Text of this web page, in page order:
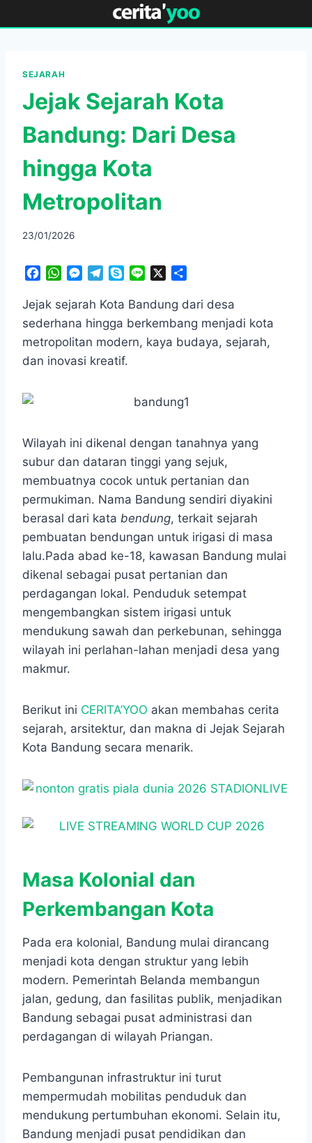
to
SEJARAH
Jejak Sejarah Kota
Bandung: Dari Desa
hingga Kota
Metropolitan
23/01/2026
c
e
b
o
o
W
a
t
A
p
M
s
s
n
g
l
e
g
r
a
y
p
n
e
a
r
Jejak sejarah Kota Bandung dari desa
sederhana hingga berkembang menjadi kota
metropolitan modern, kaya budaya, sejarah,
dan inovasi kreatif.
Wilayah ini dikenal dengan tanahnya yang
subur dan dataran tinggi yang sejuk,
membuatnya cocok untuk pertanian dan
permukiman. Nama Bandung sendiri diyakini
berasal dari kata bendung, terkait sejarah
pembuatan bendungan untuk irigasi di masa
lalu.Pada abad ke-18, kawasan Bandung mulai
dikenal sebagai pusat pertanian dan
perdagangan lokal. Penduduk setempat
mengembangkan sistem irigasi untuk
mendukung sawah dan perkebunan, sehingga
wilayah ini perlahan-lahan menjadi desa yang
makmur.
Berikut ini CERITA’YOO akan membahas cerita
sejarah, arsitektur, dan makna di Jejak Sejarah
Kota Bandung secara menarik.
Masa Kolonial dan
Perkembangan Kota
Pada era kolonial, Bandung mulai dirancang
menjadi kota dengan struktur yang lebih
modern. Pemerintah Belanda membangun
jalan, gedung, dan fasilitas publik, menjadikan
Bandung sebagai pusat administrasi dan
perdagangan di wilayah Priangan.
Pembangunan infrastruktur ini turut
mempermudah mobilitas penduduk dan
mendukung pertumbuhan ekonomi. Selain itu,
Bandung menjadi pusat pendidikan dan